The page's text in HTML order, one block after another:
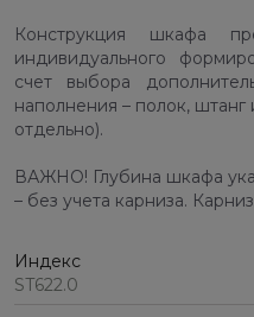
Конструкция шкафа
индивидуального
счет выбора
наполнения – полок, штанг
отдельно).
ВАЖНО! Глубина шкафа
– без учета карниза.
Индекс
ST622.0